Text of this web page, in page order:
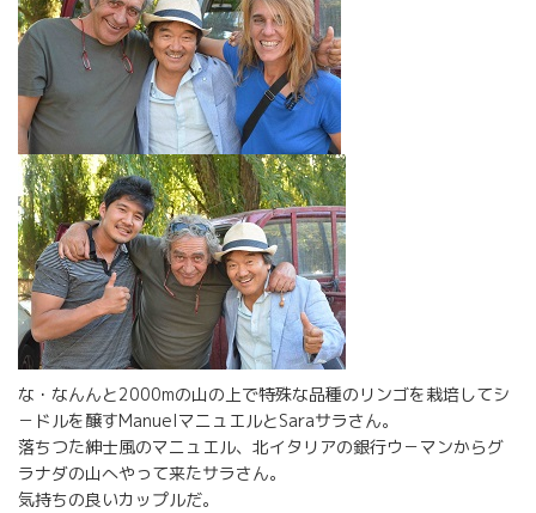
な・なんんと2000mの山の上で特殊な品種のリンゴを栽培してシ
－ドルを醸すManuelマニュエルとSaraサラさん。
落ちつた紳士風のマニュエル、北イタリアの銀行ウ－マンからグ
ラナダの山へやって来たサラさん。
気持ちの良いカップルだ。